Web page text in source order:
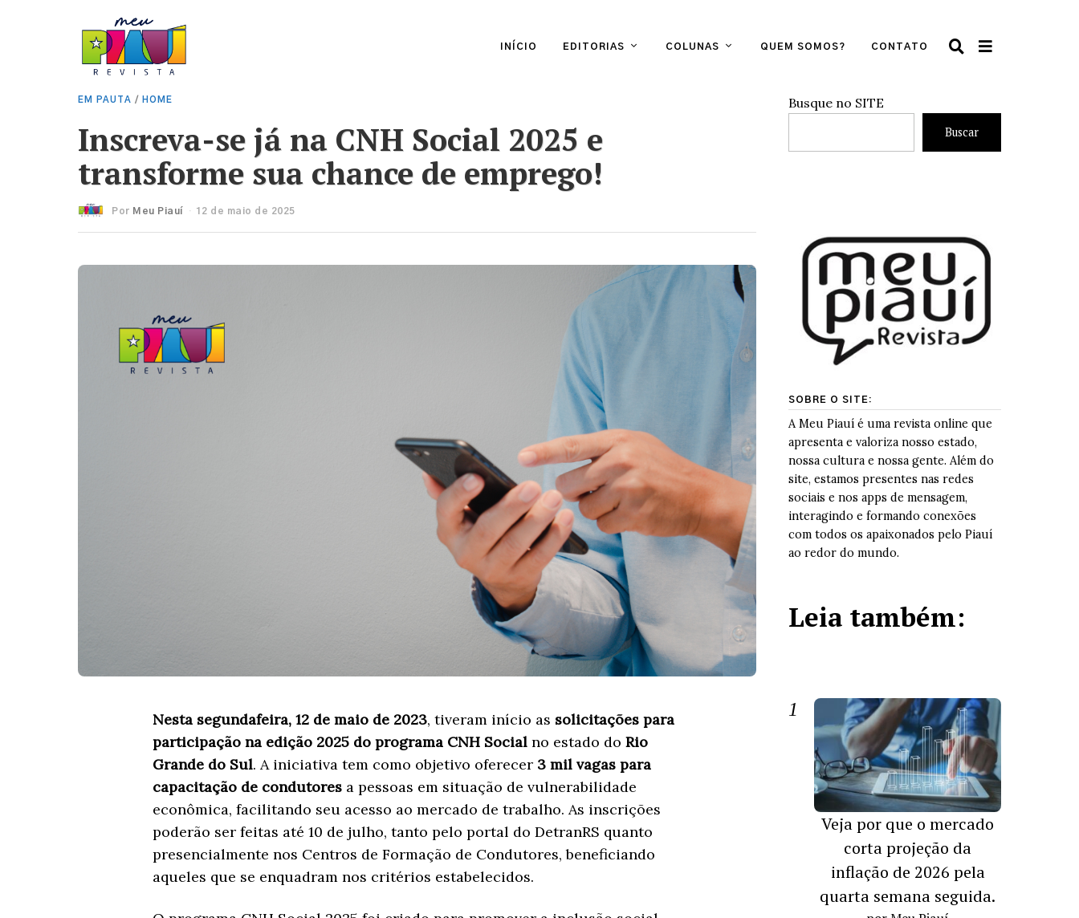
INÍCIO EDITORIAS COLUNAS QUEM SOMOS? CONTATO
EM PAUTA / HOME
Inscreva-se já na CNH Social 2025 e
transforme sua chance de emprego!
Por Meu Piauí 12 de maio de 2025
Nesta segundafeira, 12 de maio de 2023, tiveram início as solicitações para
participação na edição 2025 do programa CNH Socialno estado do Rio
Grande do Sul. A iniciativa tem como objetivo oferecer 3 mil vagas para
capacitação de condutoresa pessoas em situação de vulnerabilidade
econômica, facilitando seu acesso ao mercado de trabalho. As inscrições
poderão ser feitas até 10 de julho, tanto pelo portal do DetranRS quanto
presencialmente nos Centros de Formação de Condutores, beneficiando
aqueles que se enquadram nos critérios estabelecidos.
Busque no SITE
Buscar
SOBRE O SITE:
A Meu Piauí é uma revista online que
apresenta e valoriza nosso estado,
nossa cultura e nossa gente. Além do
site, estamos presentes nas redes
sociais e nos apps de mensagem,
interagindo e formando conexões
com todos os apaixonados pelo Piauí
ao redor do mundo.
Leia também:
Veja por que o mercado
corta projeção da
inflação de 2026 pela
quarta semana seguida.